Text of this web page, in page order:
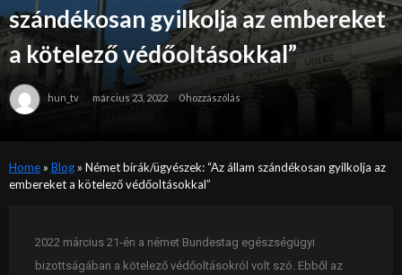
szándékosan gyilkolja az embereket
a kötelező védőoltásokkal”
hun_tv március 23, 2022 0 hozzászólás
Home» Blog» Német bírák/ügyészek: “Az állam szándékosan gyilkolja az
embereket a kötelező védőoltásokkal”
2022 március 21-én a német Bundestag egészségügyi
bizottságában a kötelező védőoltásokról volt szó. Ebből az